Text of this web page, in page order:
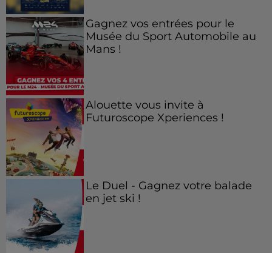
Gagnez vos entrées pour le
Musée du Sport Automobile au
Mans !
Alouette vous invite à
Futuroscope Xperiences !
Le Duel - Gagnez votre balade
en jet ski !